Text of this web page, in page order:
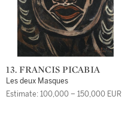
13. FRANCIS PICABIA
Les deux Masques
Estimate: 100,000 – 150,000 EUR